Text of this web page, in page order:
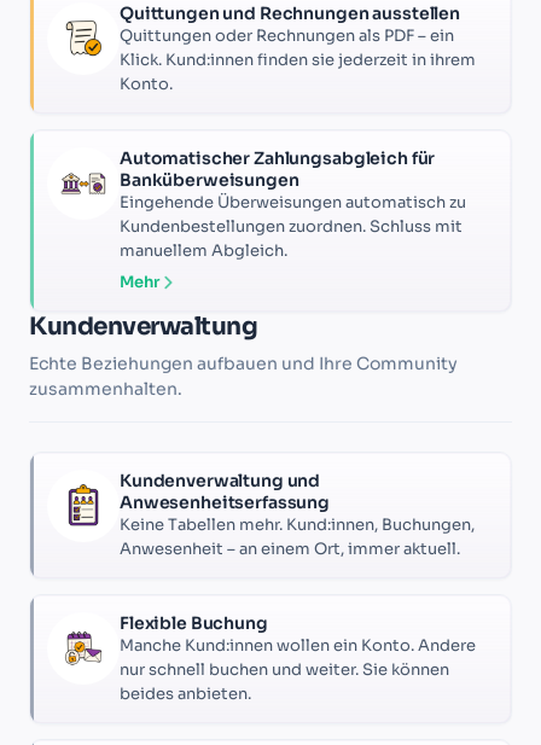
Quittungen und Rechnungen ausstellen
Quittungen oder Rechnungen als PDF – ein
Klick. Kund:innen finden sie jederzeit in ihrem
Konto.
Automatischer Zahlungsabgleich für
Banküberweisungen
Eingehende Überweisungen automatisch zu
Kundenbestellungen zuordnen. Schluss mit
manuellem Abgleich.
Mehr
Kundenverwaltung
Echte Beziehungen aufbauen und Ihre Community
zusammenhalten.
Kundenverwaltung und
Anwesenheitserfassung
Keine Tabellen mehr. Kund:innen, Buchungen,
Anwesenheit – an einem Ort, immer aktuell.
Flexible Buchung
Manche Kund:innen wollen ein Konto. Andere
nur schnell buchen und weiter. Sie können
beides anbieten.